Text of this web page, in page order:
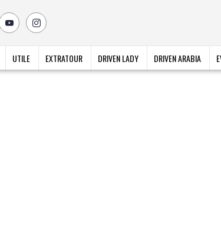
UTILE EXTRATOUR DRIVEN LADY DRIVEN ARABIA